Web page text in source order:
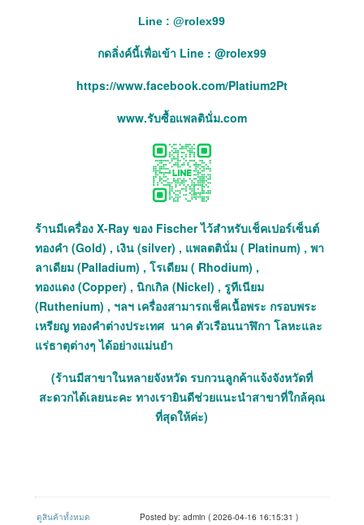
Line : @rolex99
กดลิ่งค์นี้เพื่อเข้า Line : @rolex99
https://www.facebook.com/Platium2Pt
www.รับซื้อแพลตินั่ม.com
ร้านมีเครื่อง X-Ray ของ Fischer ไว้สำหรับเช็คเปอร์เซ็นต์
ทองคำ (Gold) , เงิน (silver) , แพลตตินั่ม ( Platinum) , พา
ลาเดียม (Palladium) , โรเดียม ( Rhodium) ,
ทองแดง (Copper) , นิกเกิล (Nickel) , รูทีเนียม
(Ruthenium) , ฯลฯ เครื่องสามารถเช็คเนื้อพระ กรอบพระ
เหรียญ ทองคำต่างประเทศ นาค ตัวเรือนนาฬิกา โลหะและ
แร่ธาตุต่างๆ ได้อย่างแม่นยำ
(ร้านมีสาขาในหลายจังหวัด รบกวนลูกค้าแจ้งจังหวัดที่
สะดวกได้เลยนะคะ ทางเรายินดีช่วยแนะนำสาขาที่ใกล้คุณ
ที่สุดให้ค่ะ)
ดูสินค้าทั้งหมด Posted by: admin ( 2026-04-16 16:15:31 )